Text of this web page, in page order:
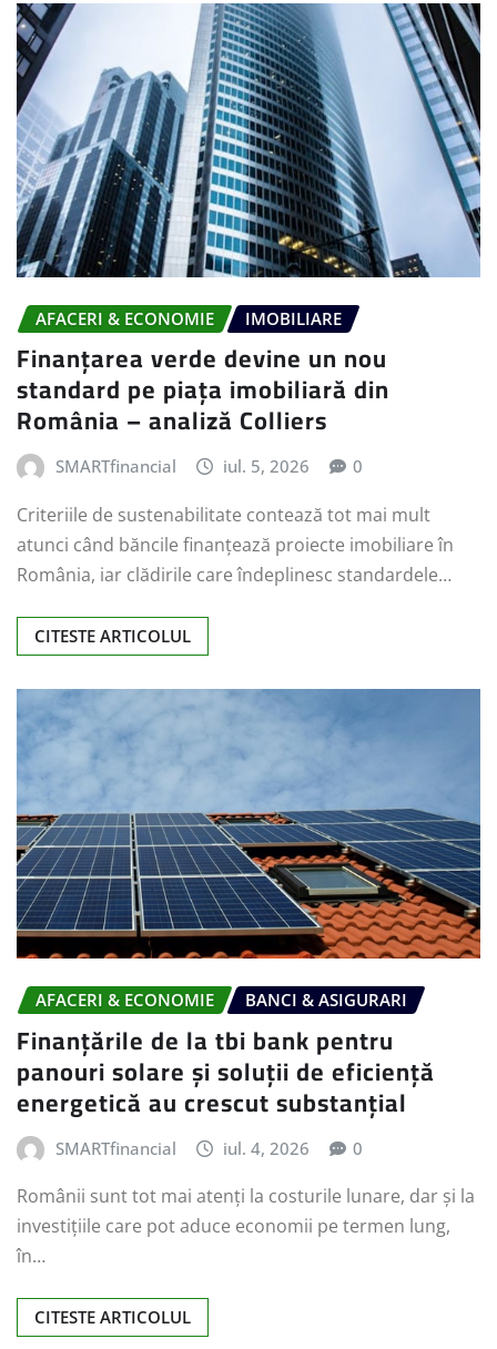
AFACERI & ECONOMIE IMOBILIARE
Finanțarea verde devine un nou
standard pe piața imobiliară din
România – analiză Colliers
SMARTfinancial iul. 5, 2026 0
Criteriile de sustenabilitate contează tot mai mult
atunci când băncile finanțează proiecte imobiliare în
România, iar clădirile care îndeplinesc standardele…
CITESTE ARTICOLUL
AFACERI & ECONOMIE BANCI & ASIGURARI
Finanțările de la tbi bank pentru
panouri solare și soluții de eficiență
energetică au crescut substanțial
SMARTfinancial iul. 4, 2026 0
Românii sunt tot mai atenți la costurile lunare, dar și la
investițiile care pot aduce economii pe termen lung,
în…
CITESTE ARTICOLUL